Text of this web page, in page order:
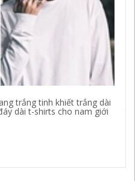
trắng tinh khiết trắng dài
dài t-shirts cho nam giới